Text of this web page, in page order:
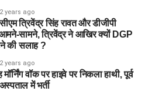
2 years ago
त्रिवेंद्र सिंह रावत और डीजीपी
सामने, त्रिवेंद्र ने आखिर क्यों DGP
की सलाह ?
2 years ago
वॉक पर हाइवे पर निकला हाथी, पूर्व
में भर्ती